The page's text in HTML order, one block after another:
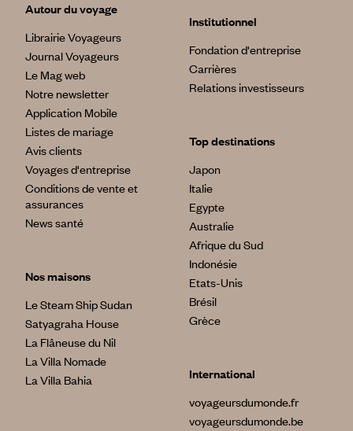
Autour du voyage
Librairie Voyageurs
Journal Voyageurs
Le Mag web
Notre newsletter
Application Mobile
Listes de mariage
Avis clients
Voyages d'entreprise
Conditions de vente et
assurances
News santé
Nos maisons
Le Steam Ship Sudan
Satyagraha House
La Flâneuse du Nil
La Villa Nomade
La Villa Bahia
Institutionnel
Fondation d'entreprise
Carrières
Relations investisseurs
Top destinations
Japon
Italie
Egypte
Australie
Afrique du Sud
Indonésie
Etats-Unis
Brésil
Grèce
International
voyageursdumonde.fr
voyageursdumonde.be